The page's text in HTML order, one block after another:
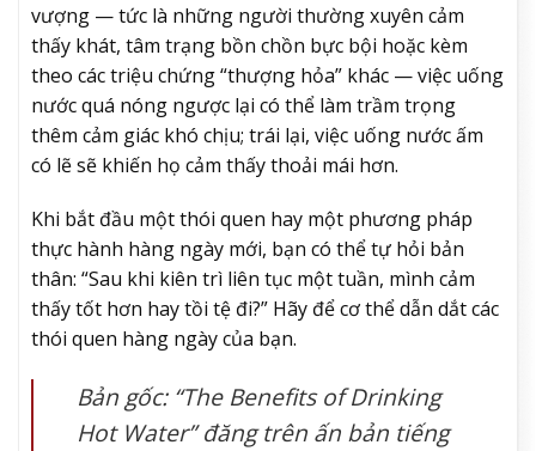
vượng — tức là những người thường xuyên cảm
thấy khát, tâm trạng bồn chồn bực bội hoặc kèm
theo các triệu chứng “thượng hỏa” khác — việc uống
nước quá nóng ngược lại có thể làm trầm trọng
thêm cảm giác khó chịu; trái lại, việc uống nước ấm
có lẽ sẽ khiến họ cảm thấy thoải mái hơn.
Khi bắt đầu một thói quen hay một phương pháp
thực hành hàng ngày mới, bạn có thể tự hỏi bản
thân: “Sau khi kiên trì liên tục một tuần, mình cảm
thấy tốt hơn hay tồi tệ đi?” Hãy để cơ thể dẫn dắt các
thói quen hàng ngày của bạn.
Bản gốc: “The Benefits of Drinking
Hot Water” đăng trên ấn bản tiếng